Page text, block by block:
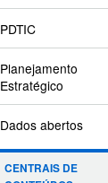
PDTIC
Planejamento
Estratégico
Dados abertos
CENTRAIS DE